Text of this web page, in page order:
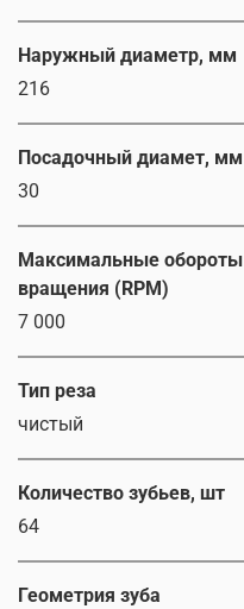
Наружный диаметр, мм
216
Посадочный диамет, мм
30
Максимальные обороты
вращения (RPM)
7 000
Тип реза
чистый
Количество зубьев, шт
64
Геометрия зуба